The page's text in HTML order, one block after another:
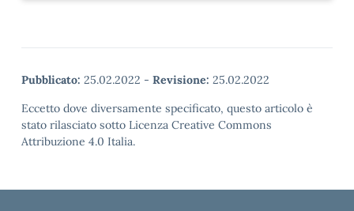
Pubblicato: 25.02.2022 - Revisione: 25.02.2022
Eccetto dove diversamente specificato, questo articolo è
stato rilasciato sotto Licenza Creative Commons
Attribuzione 4.0 Italia.